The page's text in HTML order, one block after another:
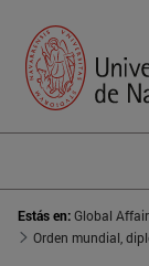
Estás en:Global
Orden mundial,